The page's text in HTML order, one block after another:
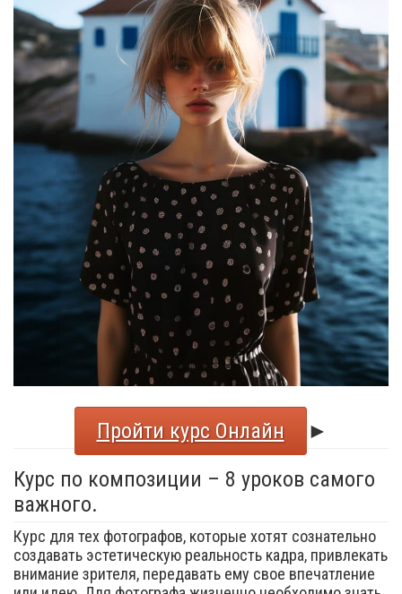
Пройти курс Онлайн
►
Курс по композиции – 8 уроков самого
важного.
Курс для тех фотографов, которые хотят сознательно
создавать эстетическую реальность кадра, привлекать
внимание зрителя, передавать ему свое впечатление